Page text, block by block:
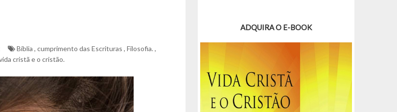
Bíblia , cumprimento das Escrituras , Filosofia. ,
cristã e o cristão.
ADQUIRA O E-BOOK